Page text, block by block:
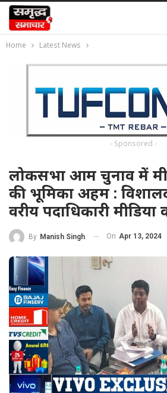
Home Latest News
- Sponsored -
लोकसभा आम चुनाव में
की भूमिका अहम :
वरीय पदाधिकारी मीडिया
By Manish Singh On Apr 13, 2024